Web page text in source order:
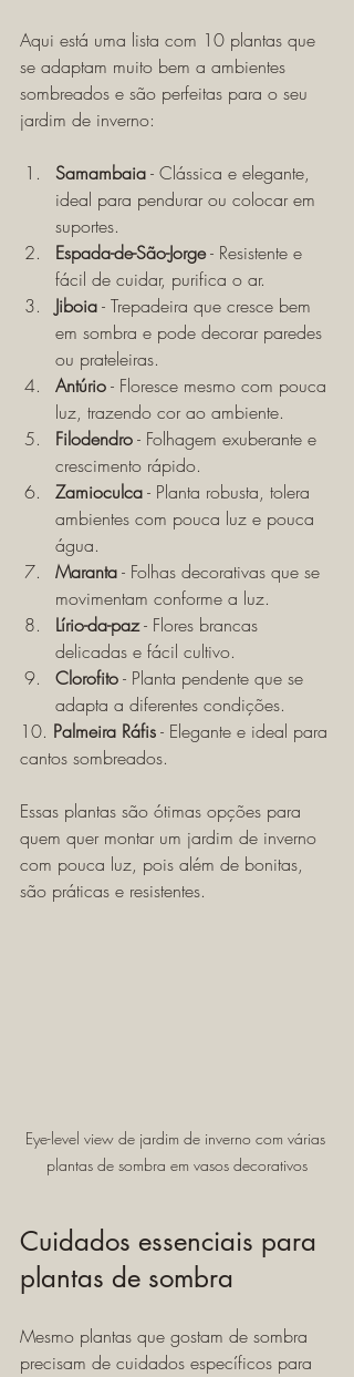
Aqui está uma lista com 10 plantas que
se adaptam muito bem a ambientes
sombreados e são perfeitas para o seu
jardim de inverno:
Samambaia - Clássica e elegante,
ideal para pendurar ou colocar em
suportes.
Espada-de-São-Jorge - Resistente e
fácil de cuidar, purifica o ar.
Jiboia - Trepadeira que cresce bem
em sombra e pode decorar paredes
ou prateleiras.
Antúrio - Floresce mesmo com pouca
luz, trazendo cor ao ambiente.
Filodendro - Folhagem exuberante e
crescimento rápido.
Zamioculca - Planta robusta, tolera
ambientes com pouca luz e pouca
água.
Maranta - Folhas decorativas que se
movimentam conforme a luz.
Lírio-da-paz - Flores brancas
delicadas e fácil cultivo.
Clorofito - Planta pendente que se
adapta a diferentes condições.
10. Palmeira Ráfis - Elegante e ideal para
cantos sombreados.
Essas plantas são ótimas opções para
quem quer montar um jardim de inverno
com pouca luz, pois além de bonitas,
são práticas e resistentes.
Eye-level view de jardim de inverno com várias
plantas de sombra em vasos decorativos
Cuidados essenciais para
plantas de sombra
Mesmo plantas que gostam de sombra
precisam de cuidados específicos para